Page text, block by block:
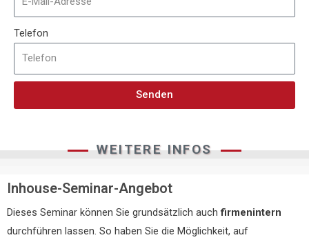
Telefon
Senden
WEITERE INFOS
Inhouse-Seminar-Angebot
Dieses Seminar können Sie grundsätzlich auchfirmenintern
durchführen lassen. So haben Sie die Möglichkeit, auf